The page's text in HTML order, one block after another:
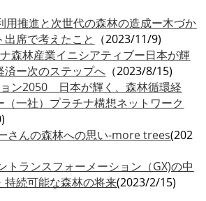
用推進と次世代の森林の造成ー木づか
出席で考えたこと （2023/11/9)
森林産業イニシアティブー日本が輝
済ー次のステップへ （2023/8/15)
ョン2050 日本が輝く、森林循環経
（一社）プラチナ構想ネットワーク
さんの森林への思い-more trees(202
トランスフォーメーション（GX)の中
持続可能な森林の将来(2023/2/15)